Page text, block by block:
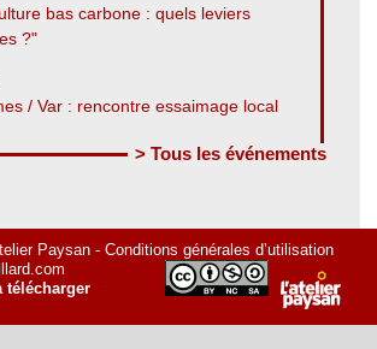
bas carbone : quels leviers
?"
/ Var : rencontre essaimage local
> Tous les événements
Paysan - Conditions générales d’utilisation
télécharger